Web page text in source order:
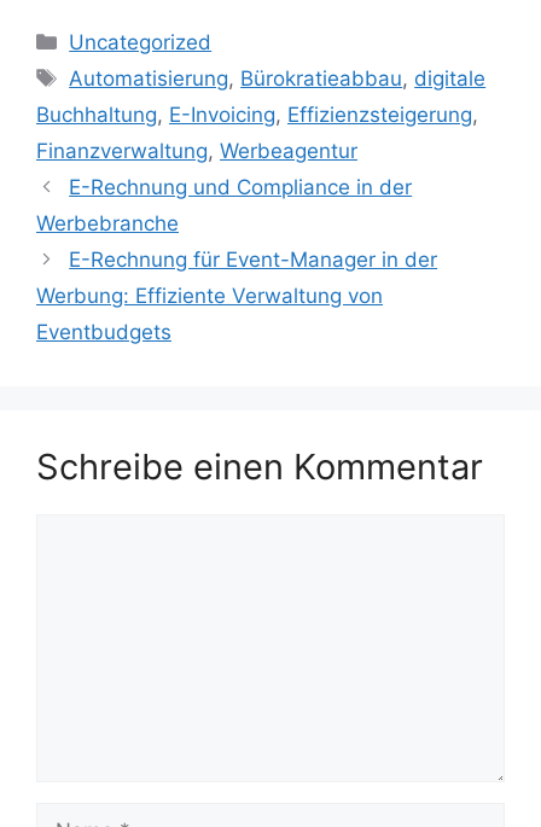
Kategorien
Uncategorized
Schlagwörter
Automatisierung, Bürokratieabbau, digitale
Buchhaltung, E-Invoicing, Effizienzsteigerung,
Finanzverwaltung, Werbeagentur
E-Rechnung und Compliance in der
Werbebranche
E-Rechnung für Event-Manager in der
Werbung: Effiziente Verwaltung von
Eventbudgets
Schreibe einen Kommentar
Name